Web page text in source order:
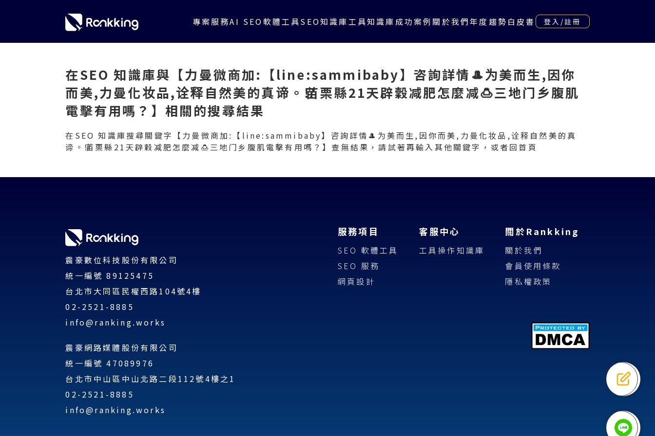
專案服務AI SEO軟體工具SEO知識庫工具知識庫 成功案例 關於我們年度趨勢白皮書 登入/註冊
在SEO 知識庫與【力曼微商加:【line:sammibaby】咨詢詳情🎩为美而生,因你
而美,力曼化妆品,诠释自然美的真谛。⁉️苗栗縣21天辟穀减肥怎麼减🍮三地门乡腹肌
電擊有用嗎？】 相關的搜尋結果
在SEO 知識庫搜尋關鍵字【力曼微商加:【line:sammibaby】咨詢詳情🎩为美而生,因你而美,力曼化妆品,诠释自然美的真
谛。⁉️苗栗縣21天辟穀减肥怎麼减🍮三地门乡腹肌電擊有用嗎？】查無結果，請試著再輸入其他關鍵字，或者 回首頁
震豪數位科技股份有限公司
統一編號 89125475
台北市大同區民權西路104號4樓
02-2521-8885
info@ranking.works
震豪網路媒體股份有限公司
統一編號 47089976
台北市中山區中山北路二段112號4樓之1
02-2521-8885
info@ranking.works
服務項目
SEO 軟體工具
SEO 服務
網頁設計
客服中心
工具操作知識庫
關於Rankking
關於我們
會員使用條款
隱私權政策